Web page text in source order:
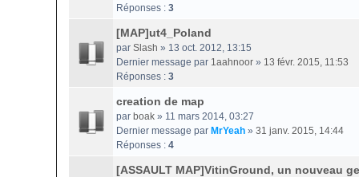
Réponses : 3
[MAP]ut4_Poland
par Slash » 13 oct. 2012, 13:15
Dernier message par 1aahnoor » 13 févr. 2015, 11:53
Réponses : 3
creation de map
par boak » 11 mars 2014, 03:27
Dernier message par MrYeah » 31 janv. 2015, 14:44
Réponses : 4
[ASSAULT MAP]VitinGround, un nouveau